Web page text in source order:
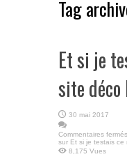
Tag
Et si je
site
30 mai 2017
Commentaires fermés
sur Et si je testais
8,175 Vues